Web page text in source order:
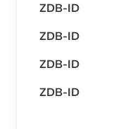
ZDB-ID
ZDB-ID
ZDB-ID
ZDB-ID